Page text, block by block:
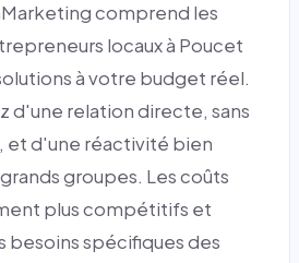
comprend les
locaux à Poucet
à votre budget réel.
d'une relation directe, sans
et d'une réactivité bien
groupes. Les coûts
plus compétitifs et
besoins spécifiques des